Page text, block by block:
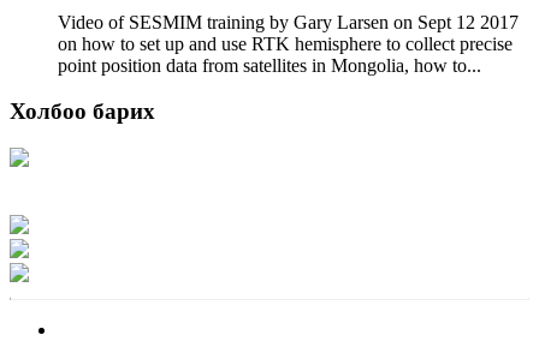
Video of SESMIM training by Gary Larsen on Sept 12 2017
on how to set up and use RTK hemisphere to collect precise
point position data from satellites in Mongolia, how to...
Холбоо барих